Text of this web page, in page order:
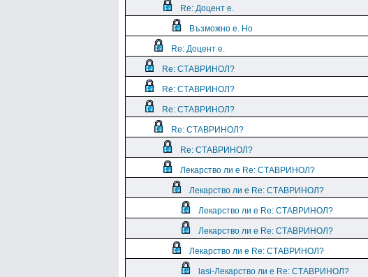
Re: Доцент е.
Възможно е. Но
Re: Доцент е.
Re: СТАВРИНОЛ?
Re: СТАВРИНОЛ?
Re: СТАВРИНОЛ?
Re: СТАВРИНОЛ?
Re: СТАВРИНОЛ?
Лекарство ли е Re: СТАВРИНОЛ?
Лекарство ли е Re: СТАВРИНОЛ?
Лекарство ли е Re: СТАВРИНОЛ?
Лекарство ли е Re: СТАВРИНОЛ?
Лекарство ли е Re: СТАВРИНОЛ?
lasi-Лекарство ли е Re: СТАВРИНОЛ?